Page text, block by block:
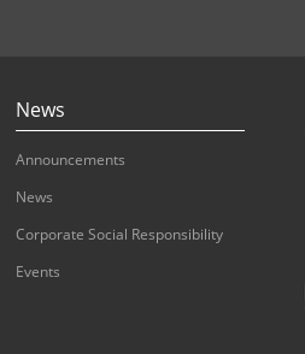
News
Announcements
News
Corporate Social Responsibility
Events